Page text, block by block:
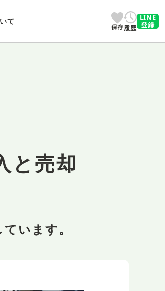
て
保存履歴
LINE
登録
と売却
います。